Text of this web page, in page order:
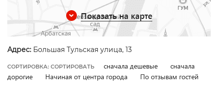
Показать на карте
Адрес: Большая Тульская улица, 13
СОРТИРОВКА: СОРТИРОВАТЬ сначала дешевые
сначала
дорогие
Начиная от центра города По отзывам гостей